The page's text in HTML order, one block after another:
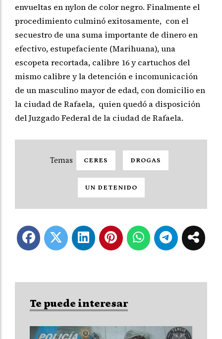
envueltas en nylon de color negro. Finalmente el
procedimiento culminó exitosamente, con el
secuestro de una suma importante de dinero en
efectivo, estupefaciente (Marihuana), una
escopeta recortada, calibre 16 y cartuchos del
mismo calibre y la detención e incomunicación
de un masculino mayor de edad, con domicilio en
la ciudad de Rafaela, quien quedó a disposición
del Juzgado Federal de la ciudad de Rafaela.
CERES DROGAS
UN DETENIDO
Te puede interesar